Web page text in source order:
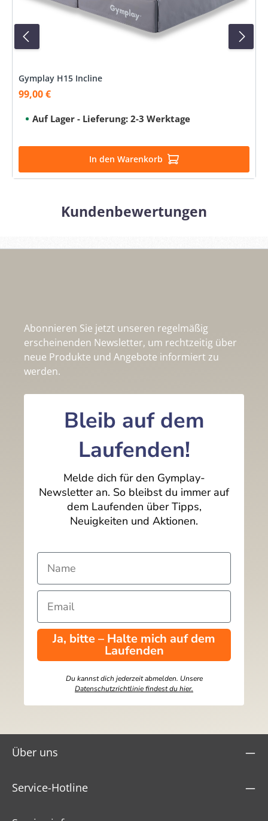
Gymplay H15 Incline
Verkaufspreis:
99,00 €
Auf Lager - Lieferung: 2-3 Werktage
In den Warenkorb
Kundenbewertungen
Abonnieren Sie jetzt unseren regelmäßig
erscheinenden Newsletter, um rechtzeitig über
neue Produkte und Angebote informiert zu
werden.
Bleib auf dem
Laufenden!
Melde dich für den Gymplay-
Newsletter an. So bleibst du immer auf
dem Laufenden über Tipps,
Neuigkeiten und Aktionen.
Ja, bitte – Halte mich auf dem
Laufenden
Du kannst dich jederzeit abmelden. Unsere
Datenschutzrichtlinie findest du hier.
Über uns
Service-Hotline